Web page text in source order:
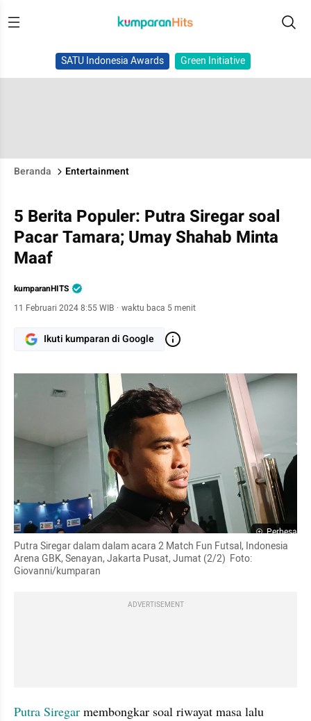
SATU Indonesia Awards Green Initiative
Beranda Entertainment
5 Berita Populer: Putra Siregar soal
Pacar Tamara; Umay Shahab Minta
Maaf
kumparanHITS
11 Februari 2024 8:55 WIB · waktu baca 5 menit
Ikuti kumparan di Google
Perbesar
Putra Siregar dalam dalam acara 2 Match Fun Futsal, Indonesia
Arena GBK, Senayan, Jakarta Pusat, Jumat (2/2)  Foto:
Giovanni/kumparan
ADVERTISEMENT
Putra Siregar membongkar soal riwayat masa lalu